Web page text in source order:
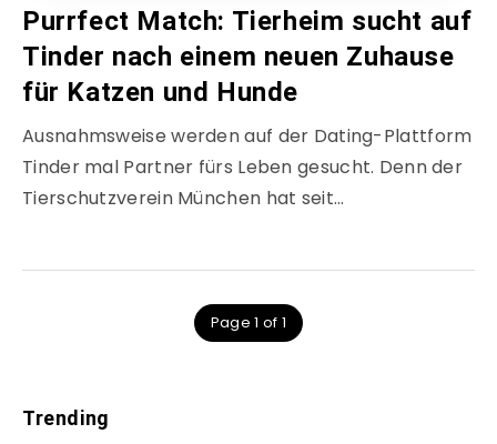
Purrfect Match: Tierheim sucht auf
Tinder nach einem neuen Zuhause
für Katzen und Hunde
Ausnahmsweise werden auf der Dating-Plattform
Tinder mal Partner fürs Leben gesucht. Denn der
Tierschutzverein München hat seit…
Page 1 of 1
Trending